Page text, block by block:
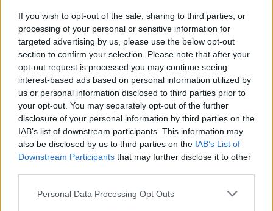
If you wish to opt-out of the sale, sharing to third parties, or
processing of your personal or sensitive information for
targeted advertising by us, please use the below opt-out
section to confirm your selection. Please note that after your
opt-out request is processed you may continue seeing
interest-based ads based on personal information utilized by
us or personal information disclosed to third parties prior to
your opt-out. You may separately opt-out of the further
disclosure of your personal information by third parties on the
IAB’s list of downstream participants. This information may
also be disclosed by us to third parties on the IAB’s List of
Downstream Participants that may further disclose it to other
Personal Data Processing Opt Outs
1.6.2003 | Martin Mach
Jihočeská společnost pro ochranu přírody Rosa o. p. s. vydala v
loňském roce dvě zajímavé publikace: Agroturistika - praktický
rádce a Výchova ekologického spotřebitele.
První z nich se věnuje novému trendu trávení volného času,
agroturistice a ekoagroturistice. Agroturistika se zdá být ideální
formou rodinné dovolené, umožňuje strávit volný čas ve zdravém
prostředí českého venkova a zároveň získat zajímavé zkušenosti a
vědomosti, které jinde nezíská. Host se může volně pohybovat po
celé farmě a má možnost tak poznat vše od hospodářských a
domácích zvířat až po práce s hospodářstvím neoddělitelně
souvisejícími.
Už poznáte moudivláčka?
V průběhu posledních dvou let se podařilo aktivnímu